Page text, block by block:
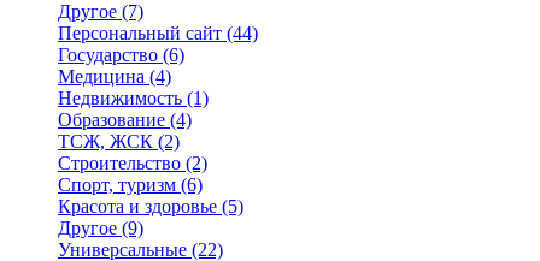
Другое (7)
Персональный сайт (44)
Государство (6)
Медицина (4)
Недвижимость (1)
Образование (4)
ТСЖ, ЖСК (2)
Строительство (2)
Спорт, туризм (6)
Красота и здоровье (5)
Другое (9)
Универсальные (22)